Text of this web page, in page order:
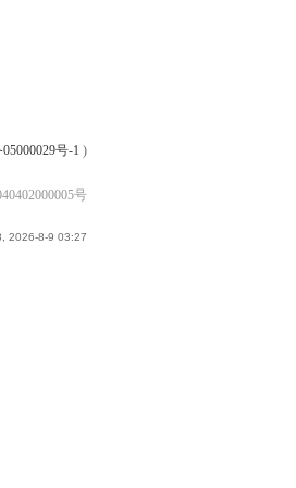
号-1 )
号
2026-8-9 03:27